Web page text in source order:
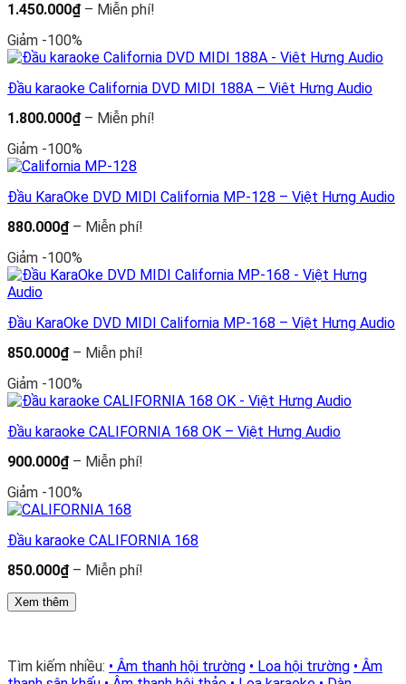
1.450.000₫ – Miễn phí!
1.450.000₫
đến
Miễn
phí!
Giảm -100%
Đầu karaoke California DVD MIDI 188A – Viêt Hưng Audio
1.800.000₫ – Miễn phí!
Miễn
phí!
Giảm -100%
Đầu KaraOke DVD MIDI California MP-128 – Việt Hưng Audio
880.000₫ – Miễn phí!
880.000₫
đến
phí!
Giảm -100%
Đầu KaraOke DVD MIDI California MP-168 – Việt Hưng Audio
850.000₫ – Miễn phí!
850.000₫
đến
Miễn
phí!
Giảm -100%
Đầu karaoke CALIFORNIA 168 OK – Việt Hưng Audio
900.000₫ – Miễn phí!
Miễn
phí!
Giảm -100%
Đầu karaoke CALIFORNIA 168
850.000₫ – Miễn phí!
phí!
Xem thêm
Tìm kiếm nhiều: • Âm thanh hội trường • Loa hội trường • Âm